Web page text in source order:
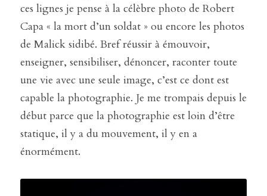
ces lignes je pense à la célèbre photo de Robert
Capa « la mort d’un soldat » ou encore les photos
de Malick sidibé. Bref réussir à émouvoir,
enseigner, sensibiliser, dénoncer, raconter toute
une vie avec une seule image, c’est ce dont est
capable la photographie. Je me trompais depuis le
début parce que la photographie est loin d’être
statique, il y a du mouvement, il y en a
énormément.